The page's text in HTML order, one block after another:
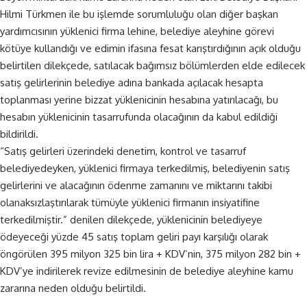
Hilmi Türkmen ile bu işlemde sorumluluğu olan diğer başkan
yardımcısının yüklenici firma lehine, belediye aleyhine görevi
kötüye kullandığı ve edimin ifasına fesat karıştırdığının açık olduğu
belirtilen dilekçede, satılacak bağımsız bölümlerden elde edilecek
satış gelirlerinin belediye adına bankada açılacak hesapta
toplanması yerine bizzat yüklenicinin hesabına yatırılacağı, bu
hesabın yüklenicinin tasarrufunda olacağının da kabul edildiği
bildirildi.
“Satış gelirleri üzerindeki denetim, kontrol ve tasarruf
belediyedeyken, yüklenici firmaya terkedilmiş, belediyenin satış
gelirlerini ve alacağının ödenme zamanını ve miktarını takibi
olanaksızlaştırılarak tümüyle yüklenici firmanın insiyatifine
terkedilmiştir.” denilen dilekçede, yüklenicinin belediyeye
ödeyeceği yüzde 45 satış toplam geliri payı karşılığı olarak
öngörülen 395 milyon 325 bin lira + KDV’nin, 375 milyon 282 bin +
KDV’ye indirilerek revize edilmesinin de belediye aleyhine kamu
zararına neden olduğu belirtildi.